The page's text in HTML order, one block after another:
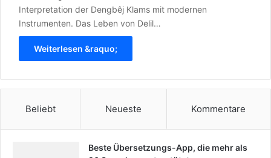
Interpretation der Dengbêj Klams mit modernen
Instrumenten. Das Leben von Delil…
Weiterlesen &raquo;
Beliebt Neueste Kommentare
Beste Übersetzungs-App, die mehr als